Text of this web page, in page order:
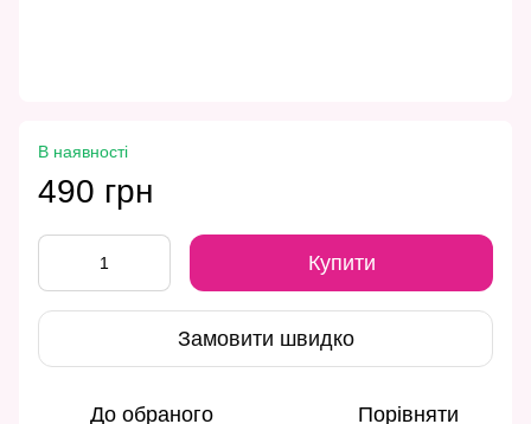
В наявності
490 грн
Купити
Замовити швидко
До обраного Порівняти